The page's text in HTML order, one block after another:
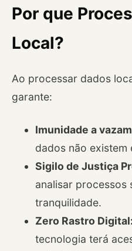
Por que
Local?
Ao processar dados
garante:
Imunidade a
dados não existem
Sigilo de Justiça
analisar processos
tranquilidade.
Zero Rastro Digital:
tecnologia terá